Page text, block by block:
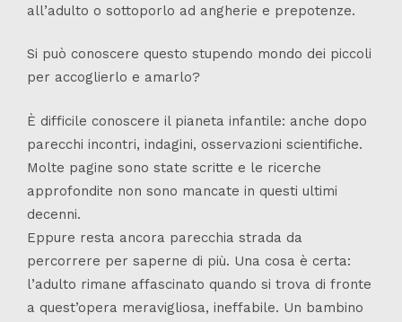
all’adulto o sottoporlo ad angherie e prepotenze.
Si può conoscere questo stupendo mondo dei piccoli
per accoglierlo e amarlo?
È difficile conoscere il pianeta infantile: anche dopo
parecchi incontri, indagini, osservazioni scientifiche.
Molte pagine sono state scritte e le ricerche
approfondite non sono mancate in questi ultimi
decenni.
Eppure resta ancora parecchia strada da
percorrere per saperne di più. Una cosa è certa:
l’adulto rimane affascinato quando si trova di fronte
a quest’opera meravigliosa, ineffabile. Un bambino